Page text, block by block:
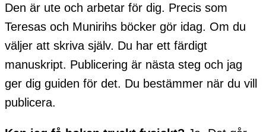
Den är ute och arbetar för dig. Precis som
Teresas och Munirihs böcker gör idag. Om du
väljer att skriva själv. Du har ett färdigt
manuskript. Publicering är nästa steg och jag
ger dig guiden för det. Du bestämmer när du vill
publicera.